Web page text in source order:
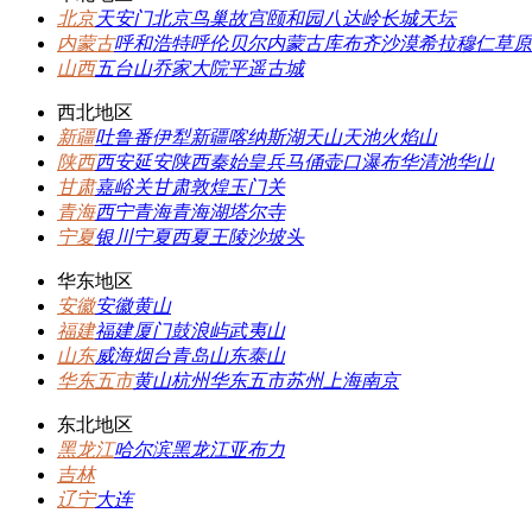
北京天安门北京鸟巢故宫颐和园八达岭长城天坛
内蒙古呼和浩特呼伦贝尔内蒙古库布齐沙漠希拉穆仁草原
山西五台山乔家大院平遥古城
西北地区
新疆吐鲁番伊犁新疆喀纳斯湖天山天池火焰山
陕西西安延安陕西秦始皇兵马俑壶口瀑布华清池华山
甘肃嘉峪关甘肃敦煌玉门关
青海西宁青海青海湖塔尔寺
宁夏银川宁夏西夏王陵沙坡头
华东地区
安徽安徽黄山
福建福建厦门鼓浪屿武夷山
山东威海烟台青岛山东泰山
华东五市黄山杭州华东五市苏州上海南京
东北地区
黑龙江哈尔滨黑龙江亚布力
吉林
辽宁大连